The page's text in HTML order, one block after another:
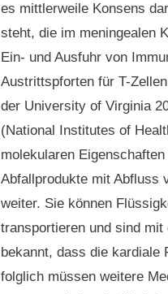
es mittlerweile Konsens
steht, die im meningealen
Ein- und Ausfuhr von
Austrittspforten für T-
der University of Virginia
(National Institutes of
molekularen
Abfallprodukte mit Abfluss
weiter. Sie können
transportieren und sind mit
bekannt, dass die kardiale
folglich müssen weitere